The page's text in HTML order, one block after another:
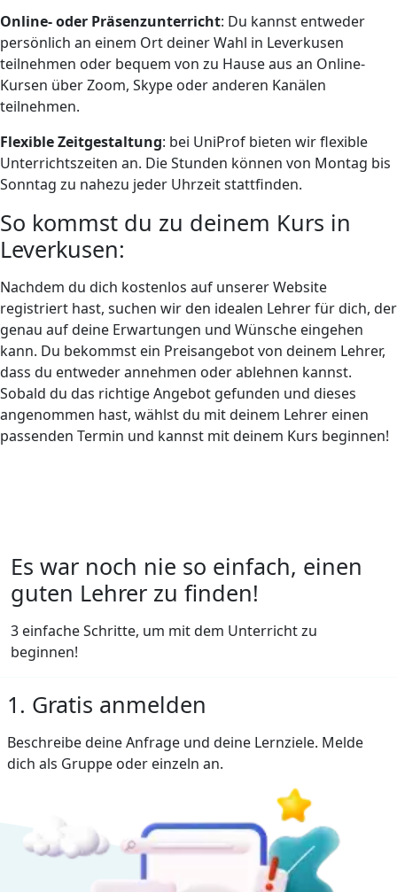
Online- oder Präsenzunterricht: Du kannst entweder
persönlich an einem Ort deiner Wahl in Leverkusen
teilnehmen oder bequem von zu Hause aus an Online-
Kursen über Zoom, Skype oder anderen Kanälen
teilnehmen.
Flexible Zeitgestaltung: bei UniProf bieten wir flexible
Unterrichtszeiten an. Die Stunden können von Montag bis
Sonntag zu nahezu jeder Uhrzeit stattfinden.
So kommst du zu deinem Kurs in
Leverkusen:
Nachdem du dich kostenlos auf unserer Website
registriert hast, suchen wir den idealen Lehrer für dich, der
genau auf deine Erwartungen und Wünsche eingehen
kann. Du bekommst ein Preisangebot von deinem Lehrer,
dass du entweder annehmen oder ablehnen kannst.
Sobald du das richtige Angebot gefunden und dieses
angenommen hast, wählst du mit deinem Lehrer einen
passenden Termin und kannst mit deinem Kurs beginnen!
Es war noch nie so einfach, einen
guten Lehrer zu finden!
3 einfache Schritte, um mit dem Unterricht zu
beginnen!
1. Gratis anmelden
Beschreibe deine Anfrage und deine Lernziele. Melde
dich als Gruppe oder einzeln an.